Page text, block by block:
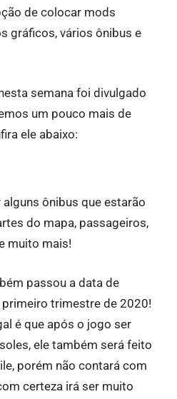
de colocar mods
gráficos, vários ônibus e
semana foi divulgado
um pouco mais de
ele abaixo:
ônibus que estarão
do mapa, passageiros,
muito mais!
passou a data de
primeiro trimestre de 2020!
é que após o jogo ser
ele também será feito
porém não contará com
certeza irá ser muito